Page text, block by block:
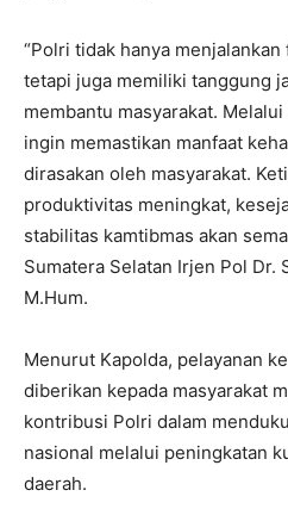
“Polri tidak hanya
tetapi juga memiliki tanggung
membantu masyarakat.
ingin memastikan manfaat
dirasakan oleh masyarakat.
produktivitas meningkat,
stabilitas kamtibmas akan
Sumatera Selatan Irjen Pol Dr.
M.Hum.
Menurut Kapolda, pelayanan
diberikan kepada masyarakat
kontribusi Polri dalam
nasional melalui peningkatan
daerah.